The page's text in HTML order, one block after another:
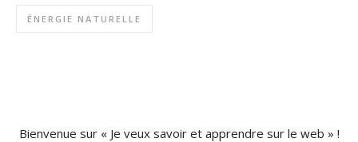
ÉNERGIE NATURELLE
Bienvenue sur « Je veux savoir et apprendre sur le web » !